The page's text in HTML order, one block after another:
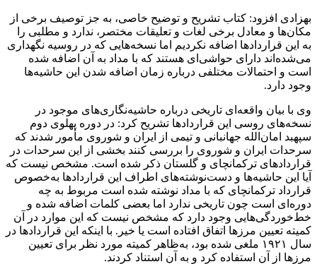
بهزادی افزود: کتاب تشریح و توضیح خاصی، به جز توصیف برخی از
مکان‌ها و معادل برخی لغات و تعلیقات مختصر، ندارد و مطلبی را
به این قراردادها اضافه نکردیم اما نسخه‌هایی که در روسیه نگهداری
می‌شده‌اند دارای حواشی‌ای هستند که با مداد به آن اضافه شده
است و احتمالات مختلفی درباره زمان اضافه شدن این حاشیه‌ها
وجود دارد.
وی با بیان واقعه‌ای تاریخی درباره حاشیه‌نگاری‌های موجود در
نسخه‌های روسی این قراردادها تشریح کرد: در دوره پهلوی دوم
سپهبد امان‌الله جهانبانی و تیمی از ایران و شوروی مأمور شدند که
سرحدات ایران و شوروی را بررسی کنند بخشی از این سرحدات در
قراردادهای ترکمانچای و گلستان ذکر شده است. مشخص نیست که
آیا این حاشیه‌ها و دست‌نوشته‌های اطراف این قراردادها به‌خصوص
قرارداد ترکمانچای که با مداد نوشته شده است مربوط به چه
دوره‌ای است چون تاریخی ندارد اما بعضی کلمات اضافه شده و
خط‌خوردگی‌هایی وجود دارد که مشخص نیست که این موارد در آن
کمیته تعیین مرزها اتفاق افتاده است یا خیر. با اینکه این قراردادها در
سال ۱۹۲۱ ملغی شده بود، به‌ظاهر کمیته مورد نظر برای تعیین
مرزها از آن استفاده کرد و به آن استناد کردند.